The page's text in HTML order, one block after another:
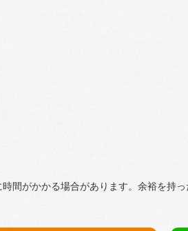
間がかかる場合があります。余裕を持っ